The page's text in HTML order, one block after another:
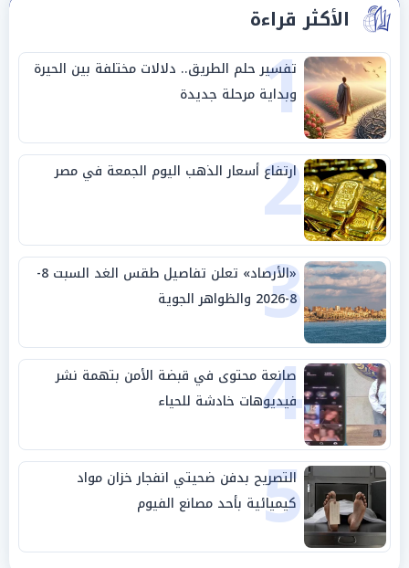
الأكثر قراءة
1
تفسير حلم الطريق.. دلالات مختلفة بين الحيرة
وبداية مرحلة جديدة
2
ارتفاع أسعار الذهب اليوم الجمعة في مصر
3
«الأرصاد» تعلن تفاصيل طقس الغد السبت 8-
8-2026 والظواهر الجوية
4
صانعة محتوى في قبضة الأمن بتهمة نشر
فيديوهات خادشة للحياء
5
التصريح بدفن ضحيتي انفجار خزان مواد
كيميائية بأحد مصانع الفيوم